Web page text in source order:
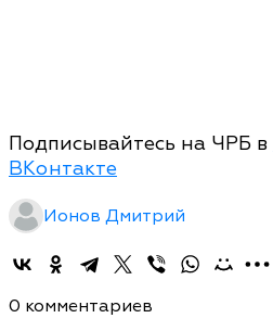
Подписывайтесь на ЧРБ в
ВКонтакте
Ионов Дмитрий
0 комментариев